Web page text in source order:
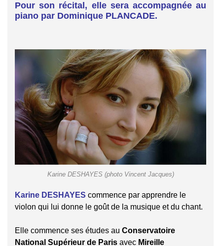
Pour son récital, elle sera accompagnée au
piano par Dominique PLANCADE.
Karine DESHAYES (photo Vincent Jacques)
Karine DESHAYES commence par apprendre le
violon qui lui donne le goût de la musique et du chant.
Elle commence ses études au Conservatoire
National Supérieur de Paris avec Mireille